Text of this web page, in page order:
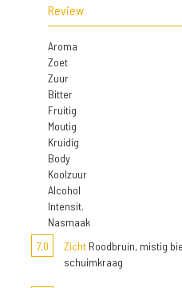
Review
Aroma
Zoet
Zuur
Bitter
Fruitig
Moutig
Kruidig
Body
Koolzuur
Alcohol
Intensit.
Nasmaak
7,0
Zicht Roodbruin, mistig
schuimkraag